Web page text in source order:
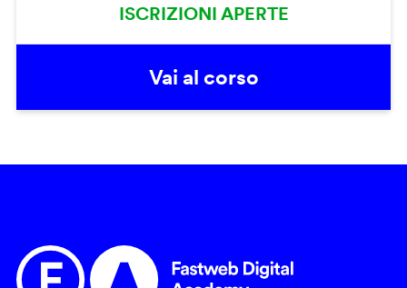
ISCRIZIONI APERTE
Vai al corso